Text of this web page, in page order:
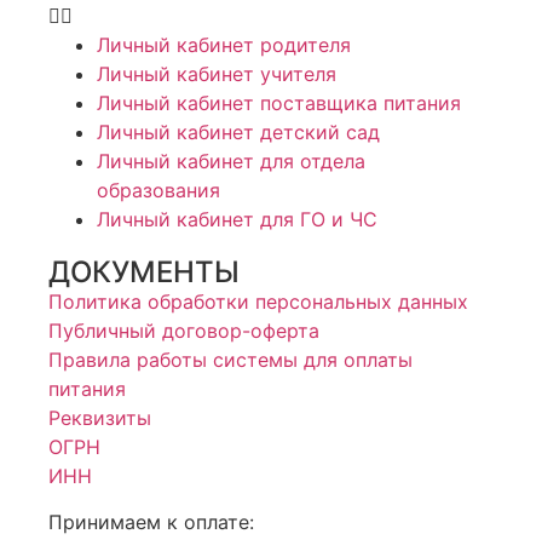
Личный кабинет родителя
Личный кабинет учителя
Личный кабинет поставщика питания
Личный кабинет детский сад
Личный кабинет для отдела
образования
Личный кабинет для ГО и ЧС
ДОКУМЕНТЫ
Политика обработки персональных данных
Публичный договор-оферта
Правила работы системы для оплаты
питания
Реквизиты
ОГРН
ИНН
Принимаем к оплате: